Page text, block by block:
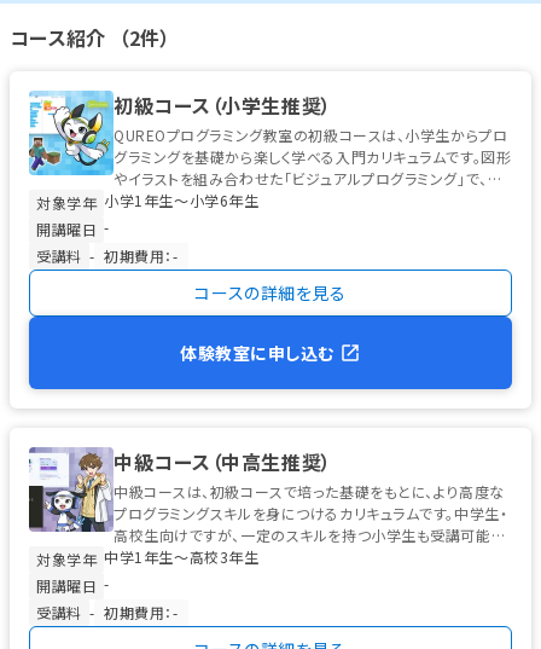
コース紹介 （2件）
初級コース（小学生推奨）
QUREOプログラミング教室の初級コースは、小学生からプロ
グラミングを基礎から楽しく学べる入門カリキュラムです。図形
やイラストを組み合わせた「ビジュアルプログラミング」で、初
めてのお子様でも安心...
対象学年 小学1年生〜小学6年生
開講曜日 -
受講料 - 初期費用：-
コースの詳細を見る
体験教室に申し込む
中級コース（中高生推奨）
中級コースは、初級コースで培った基礎をもとに、より高度な
プログラミングスキルを身につけるカリキュラムです。中学生・
高校生向けですが、一定のスキルを持つ小学生も受講可能で
す。 学習の中心は、高校...
対象学年 中学1年生〜高校3年生
開講曜日 -
受講料 - 初期費用：-